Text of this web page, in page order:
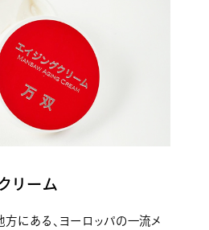
リーム
方にある、ヨーロッパの一流メ